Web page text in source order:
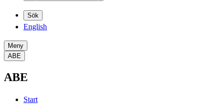
Sök
English
Meny
ABE
ABE
Start